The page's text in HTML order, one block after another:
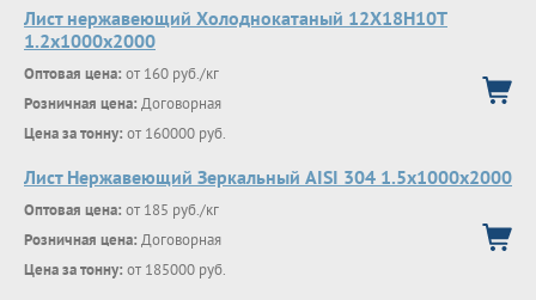
Лист нержавеющий Холоднокатаный 12Х18Н10Т
1.2х1000х2000
Оптовая цена: от 160 руб./кг
Розничная цена: Договорная
Цена за тонну: от 160000 руб.
Лист Нержавеющий Зеркальный AISI 304 1.5х1000х2000
Оптовая цена: от 185 руб./кг
Розничная цена: Договорная
Цена за тонну: от 185000 руб.